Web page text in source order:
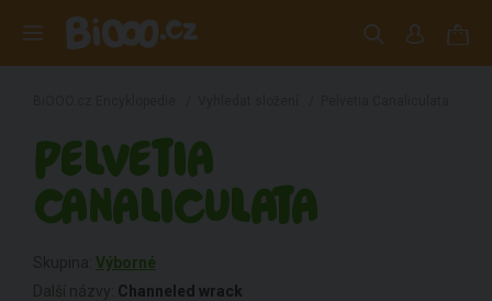
PELVETIA
CANALICULATA
Výborné
Channeled wrack